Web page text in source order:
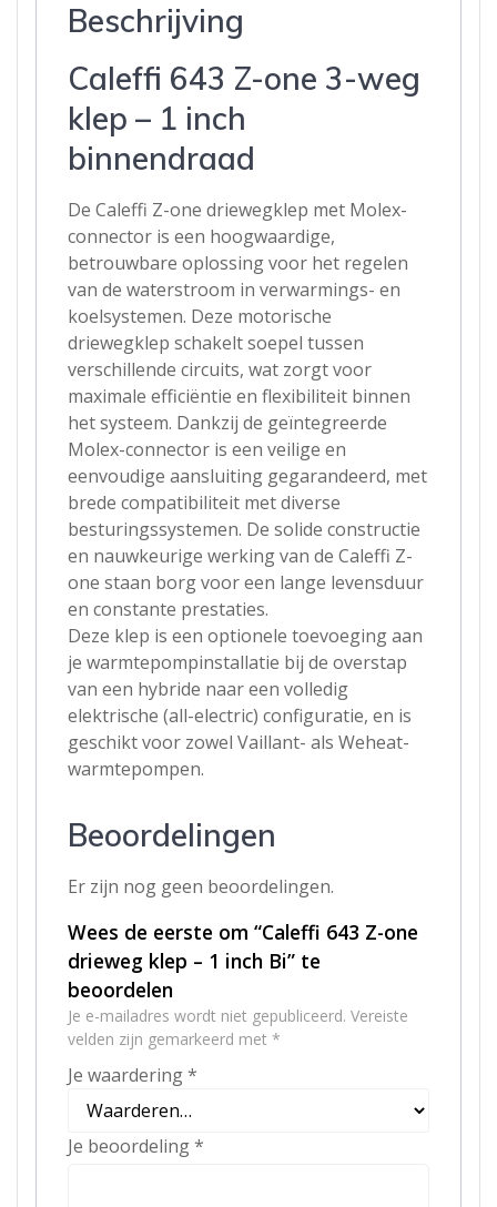
Beschrijving
Caleffi 643 Z-one 3-weg
klep – 1 inch
binnendraad
De Caleffi Z-one driewegklep met Molex-
connector is een hoogwaardige,
betrouwbare oplossing voor het regelen
van de waterstroom in verwarmings- en
koelsystemen. Deze motorische
driewegklep schakelt soepel tussen
verschillende circuits, wat zorgt voor
maximale efficiëntie en flexibiliteit binnen
het systeem. Dankzij de geïntegreerde
Molex-connector is een veilige en
eenvoudige aansluiting gegarandeerd, met
brede compatibiliteit met diverse
besturingssystemen. De solide constructie
en nauwkeurige werking van de Caleffi Z-
one staan borg voor een lange levensduur
en constante prestaties.
Deze klep is een optionele toevoeging aan
je warmtepompinstallatie bij de overstap
van een hybride naar een volledig
elektrische (all-electric) configuratie, en is
geschikt voor zowel Vaillant- als Weheat-
warmtepompen.
Beoordelingen
Er zijn nog geen beoordelingen.
Wees de eerste om “Caleffi 643 Z-one
drieweg klep – 1 inch Bi” te
beoordelen
Je e-mailadres wordt niet gepubliceerd. Vereiste
velden zijn gemarkeerd met *
Je waardering*
Je beoordeling*